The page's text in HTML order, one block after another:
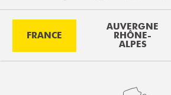
FRANCE
AUVERGNE
RHÔNE-
ALPES